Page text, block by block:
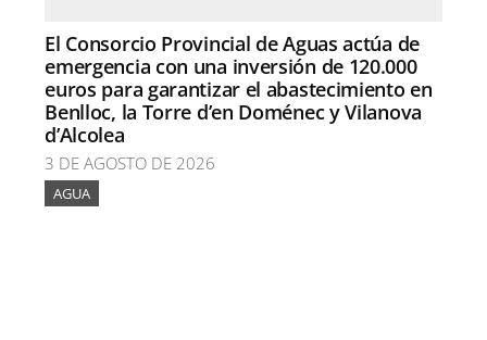
El Consorcio Provincial de Aguas actúa de
emergencia con una inversión de 120.000
euros para garantizar el abastecimiento en
Benlloc, la Torre d’en Doménec y Vilanova
d’Alcolea
3 DE AGOSTO DE 2026
AGUA